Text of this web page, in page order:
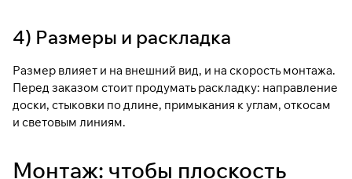
4) Размеры и раскладка
Размер влияет и на внешний вид, и на скорость монтажа.
Перед заказом стоит продумать раскладку: направление
доски, стыковки по длине, примыкания к углам, откосам
и световым линиям.
Монтаж: чтобы плоскость